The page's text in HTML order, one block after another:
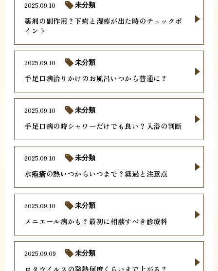
薬剤の副作用？下痢と湿疹が出た時のチェックポ
イント
2025.09.10 未分類
手足口病治りかけのお風呂いつから普通に？
2025.09.10 未分類
手足口病の時シャワーだけでも良い？入浴の判断
2025.09.10 未分類
水疱瘡の熱いつからいつまで？経過と注意点
2025.09.10 未分類
メニエール病かも？最初に相談すべき診療科
2025.09.10 未分類
ロタウイルスの発熱何度くらいまで上がる？
2025.09.09 未分類